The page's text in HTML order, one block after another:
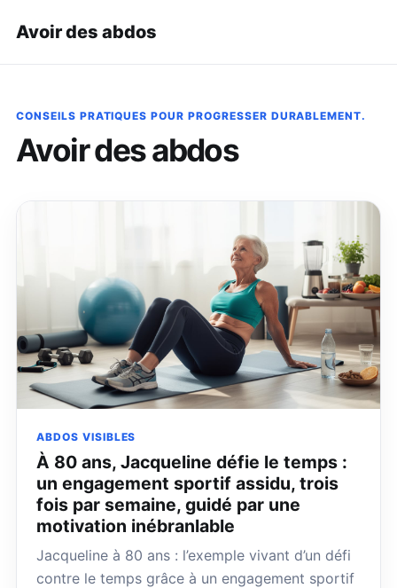
Avoir des abdos
CONSEILS PRATIQUES POUR PROGRESSER DURABLEMENT.
Avoir des abdos
ABDOS VISIBLES
À 80 ans, Jacqueline défie le temps :
un engagement sportif assidu, trois
fois par semaine, guidé par une
motivation inébranlable
Jacqueline à 80 ans : l’exemple vivant d’un défi
contre le temps grâce à un engagement sportif